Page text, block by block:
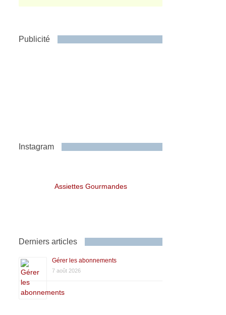
Publicité
Instagram
Assiettes Gourmandes
Derniers articles
Gérer les abonnements
7 août 2026